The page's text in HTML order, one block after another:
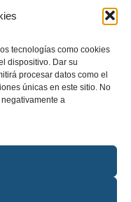
tecnologías como cookies
dispositivo. Dar su
procesar datos como el
únicas en este sitio. No
a
(de 09:00 a
ESPACIO!